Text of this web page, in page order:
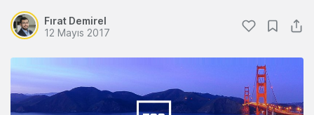
Fırat Demirel
12 Mayıs 2017